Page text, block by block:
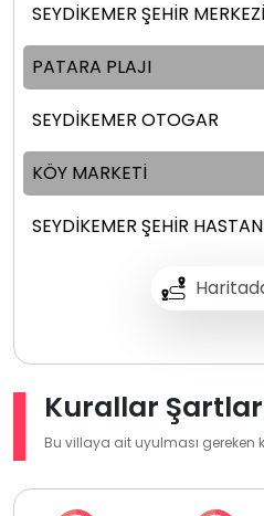
SEYDİKEMER ŞEHİR MERKEZİ
PATARA PLAJI
SEYDİKEMER OTOGAR
KÖY MARKETİ
SEYDİKEMER ŞEHİR
Kurallar Şartlar
Bu villaya ait uyulması gereken